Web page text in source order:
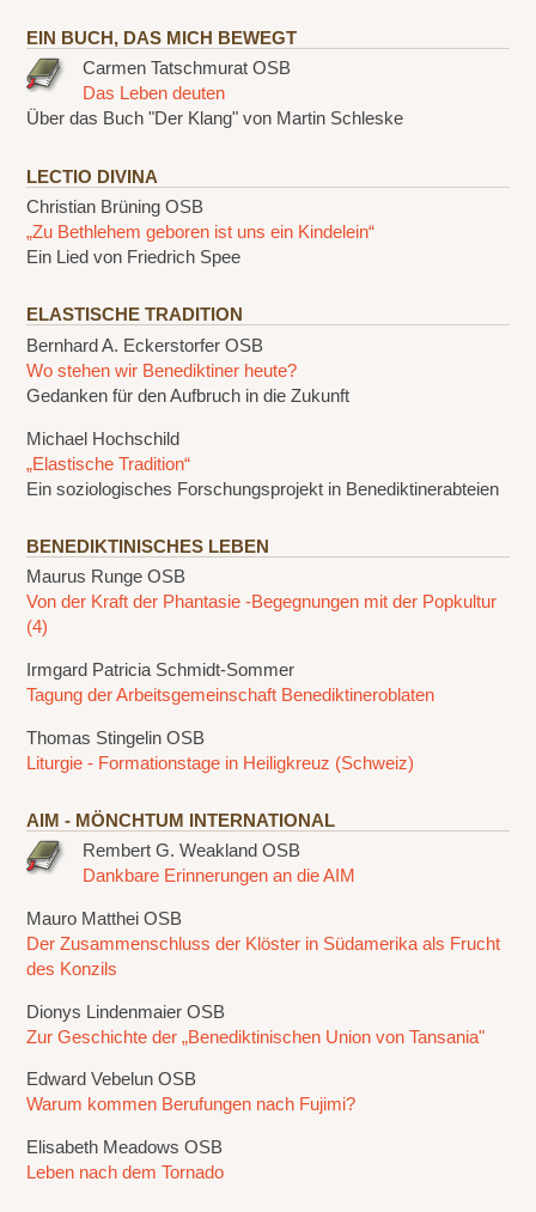
EIN BUCH, DAS MICH BEWEGT
Carmen Tatschmurat OSB
Das Leben deuten
Über das Buch "Der Klang" von Martin Schleske
LECTIO DIVINA
Christian Brüning OSB
„Zu Bethlehem geboren ist uns ein Kindelein“
Ein Lied von Friedrich Spee
ELASTISCHE TRADITION
Bernhard A. Eckerstorfer OSB
Wo stehen wir Benediktiner heute?
Gedanken für den Aufbruch in die Zukunft
Michael Hochschild
„Elastische Tradition“
Ein soziologisches Forschungsprojekt in Benediktinerabteien
BENEDIKTINISCHES LEBEN
Maurus Runge OSB
Von der Kraft der Phantasie -Begegnungen mit der Popkultur
(4)
Irmgard Patricia Schmidt-Sommer
Tagung der Arbeitsgemeinschaft Benediktineroblaten
Thomas Stingelin OSB
Liturgie - Formationstage in Heiligkreuz (Schweiz)
AIM - MÖNCHTUM INTERNATIONAL
Rembert G. Weakland OSB
Dankbare Erinnerungen an die AIM
Mauro Matthei OSB
Der Zusammenschluss der Klöster in Südamerika als Frucht
des Konzils
Dionys Lindenmaier OSB
Zur Geschichte der „Benediktinischen Union von Tansania"
Edward Vebelun OSB
Warum kommen Berufungen nach Fujimi?
Elisabeth Meadows OSB
Leben nach dem Tornado